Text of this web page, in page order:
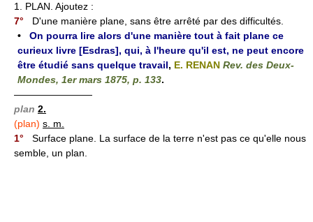
1. PLAN. Ajoutez :
7° D'une manière plane, sans être arrêté par des difficultés.
• On pourra lire alors d'une manière tout à fait plane ce
curieux livre [Esdras], qui, à l'heure qu'il est, ne peut encore
être étudié sans quelque travail, E. RENAN Rev. des Deux-
Mondes, 1er mars 1875, p. 133.
————————
plan 2.
(plan) s. m.
1° Surface plane. La surface de la terre n'est pas ce qu'elle nous
semble, un plan.